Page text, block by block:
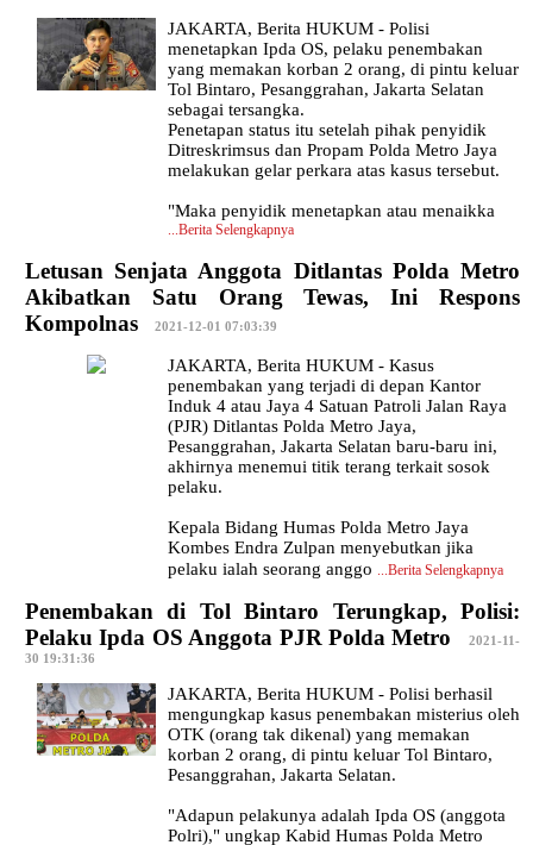
JAKARTA, Berita HUKUM - Polisi
menetapkan Ipda OS, pelaku penembakan
yang memakan korban 2 orang, di pintu keluar
Tol Bintaro, Pesanggrahan, Jakarta Selatan
sebagai tersangka.
Penetapan status itu setelah pihak penyidik
Ditreskrimsus dan Propam Polda Metro Jaya
melakukan gelar perkara atas kasus tersebut.
"Maka penyidik menetapkan atau menaikka
...Berita Selengkapnya
Letusan Senjata Anggota Ditlantas Polda Metro
Akibatkan Satu Orang Tewas, Ini Respons
Kompolnas
2021-12-01 07:03:39
JAKARTA, Berita HUKUM - Kasus
penembakan yang terjadi di depan Kantor
Induk 4 atau Jaya 4 Satuan Patroli Jalan Raya
(PJR) Ditlantas Polda Metro Jaya,
Pesanggrahan, Jakarta Selatan baru-baru ini,
akhirnya menemui titik terang terkait sosok
pelaku.
Kepala Bidang Humas Polda Metro Jaya
Kombes Endra Zulpan menyebutkan jika
pelaku ialah seorang anggo ...Berita Selengkapnya
Penembakan di Tol Bintaro Terungkap, Polisi:
Pelaku Ipda OS Anggota PJR Polda Metro
2021-11-
30 19:31:36
JAKARTA, Berita HUKUM - Polisi berhasil
mengungkap kasus penembakan misterius oleh
OTK (orang tak dikenal) yang memakan
korban 2 orang, di pintu keluar Tol Bintaro,
Pesanggrahan, Jakarta Selatan.
"Adapun pelakunya adalah Ipda OS (anggota
Polri)," ungkap Kabid Humas Polda Metro